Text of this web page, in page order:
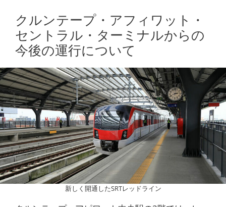
クルンテープ・アフィワット・
セントラル・ターミナルからの
今後の運行について
新しく開通したSRTレッドライン